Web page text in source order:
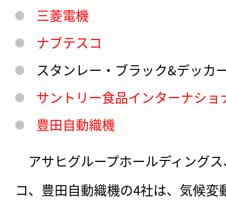
三菱電機
ナブテスコ
スタンレー・ブラック&デッカ
サントリー食品インターナショ
豊田自動織機
アサヒグループホールディング
コ、豊田自動織機の4社は、気候